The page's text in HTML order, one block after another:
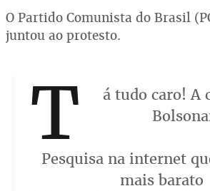
O Partido Comunista do Brasil
juntou ao protesto.
T
á tudo caro! A
Pesquisa na internet
mais barato